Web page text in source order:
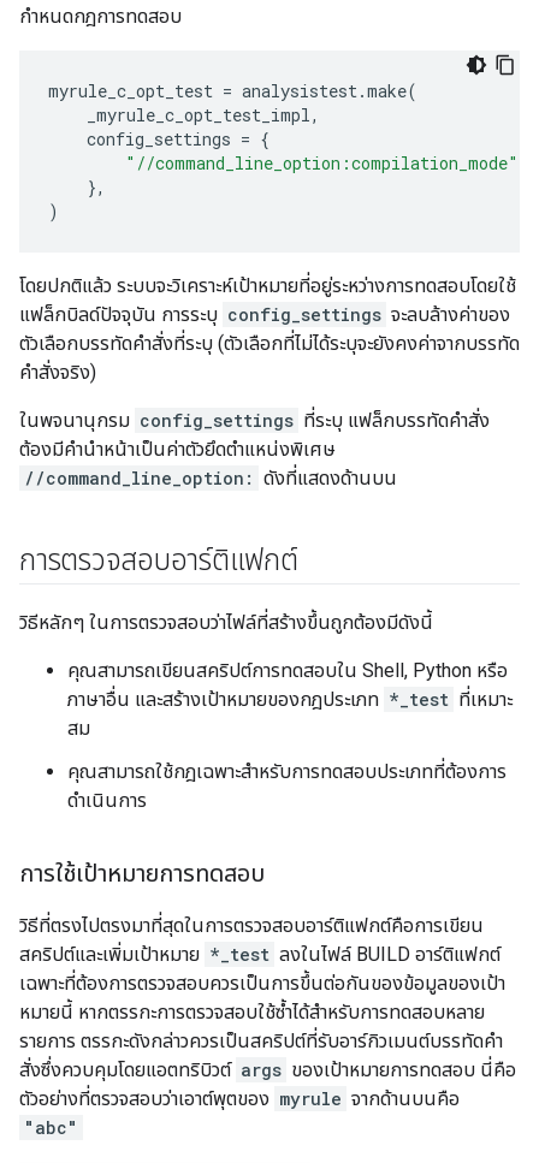
กำหนดกฎการทดสอบ
myrule_c_opt_test = analysistest.make(
_myrule_c_opt_test_impl,
config_settings = {
"//command_line_option:compilation_mode"
},
)
โดยปกติแล้ว ระบบจะวิเคราะห์เป้าหมายที่อยู่ระหว่างการทดสอบโดยใช้
แฟล็กบิลด์ปัจจุบัน การระบุ config_settings จะลบล้างค่าของ
ตัวเลือกบรรทัดคำสั่งที่ระบุ (ตัวเลือกที่ไม่ได้ระบุจะยังคงค่าจากบรรทัด
คำสั่งจริง)
ในพจนานุกรม config_settings ที่ระบุ แฟล็กบรรทัดคำสั่ง
ต้องมีคำนำหน้าเป็นค่าตัวยึดตำแหน่งพิเศษ
//command_line_option: ดังที่แสดงด้านบน
การตรวจสอบอาร์ติแฟกต์
วิธีหลักๆ ในการตรวจสอบว่าไฟล์ที่สร้างขึ้นถูกต้องมีดังนี้
คุณสามารถเขียนสคริปต์การทดสอบใน Shell, Python หรือ
ภาษาอื่น และสร้างเป้าหมายของกฎประเภท *_test ที่เหมาะ
สม
คุณสามารถใช้กฎเฉพาะสำหรับการทดสอบประเภทที่ต้องการ
ดำเนินการ
การใช้เป้าหมายการทดสอบ
วิธีที่ตรงไปตรงมาที่สุดในการตรวจสอบอาร์ติแฟกต์คือการเขียน
สคริปต์และเพิ่มเป้าหมาย *_test ลงในไฟล์ BUILD อาร์ติแฟกต์
เฉพาะที่ต้องการตรวจสอบควรเป็นการขึ้นต่อกันของข้อมูลของเป้า
หมายนี้ หากตรรกะการตรวจสอบใช้ซ้ำได้สำหรับการทดสอบหลาย
รายการ ตรรกะดังกล่าวควรเป็นสคริปต์ที่รับอาร์กิวเมนต์บรรทัดคำ
สั่งซึ่งควบคุมโดยแอตทริบิวต์ args ของเป้าหมายการทดสอบ นี่คือ
ตัวอย่างที่ตรวจสอบว่าเอาต์พุตของ myrule จากด้านบนคือ
"abc"